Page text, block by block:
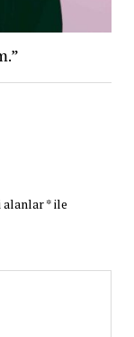
alanlar*ile